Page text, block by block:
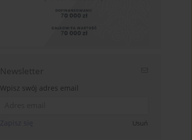
Newsletter
Wpisz swój adres email
Usuń